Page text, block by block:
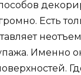
Есть
Именно